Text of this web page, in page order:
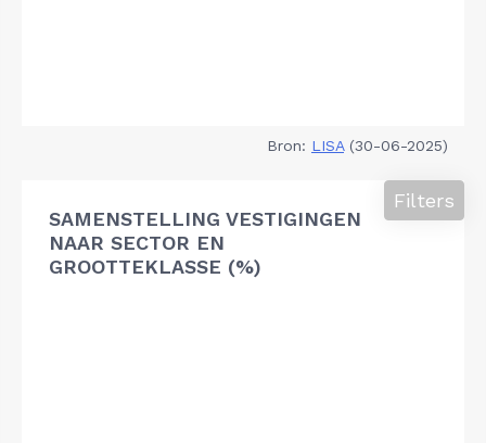
Bron: LISA(30-06-2025)
SAMENSTELLING VESTIGINGEN
NAAR SECTOR EN
GROOTTEKLASSE (%)
Filters